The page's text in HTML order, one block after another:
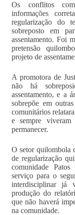
Os conflitos
informações
regularização do
sobreposto em
assentamento. Foi
pretensão
projeto de
A promotora de
não há
assentamento, e a
sobrepõe em
comunitários
e sempre
permanecer.
O setor quilombola
de regularização
comunidade
serviço para o
interdisciplinar
produção do
que não haverá
na comunidade.